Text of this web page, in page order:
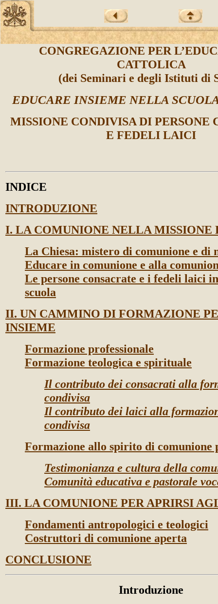
CONGREGAZIONE PER
CATTOLICA
(dei Seminari e degli Istituti di
EDUCARE INSIEME NELLA
MISSIONE CONDIVISA DI PERSONE
E FEDELI LAICI
INDICE
INTRODUZIONE
I. LA COMUNIONE NELLA MISSIONE
La Chiesa: mistero di comunione e di
Educare in comunione e alla
Le persone consacrate e i fedeli laici
scuola
II. UN CAMMINO DI FORMAZIONE
INSIEME
Formazione professionale
Formazione teologica e spirituale
Il contributo dei consacrati alla
condivisa
Il contributo dei laici alla
condivisa
Formazione allo spirito di comunione
Testimonianza e cultura della
Comunità educativa e pastorale
III. LA COMUNIONE PER APRIRSI
Fondamenti antropologici e teologici
Costruttori di comunione aperta
CONCLUSIONE
Introduzione